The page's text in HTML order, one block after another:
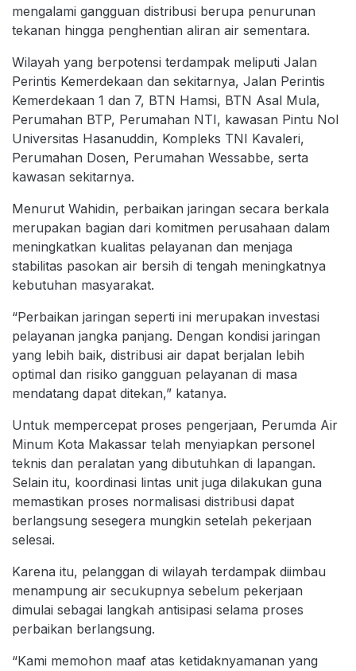
mengalami gangguan distribusi berupa penurunan
tekanan hingga penghentian aliran air sementara.
Wilayah yang berpotensi terdampak meliputi Jalan
Perintis Kemerdekaan dan sekitarnya, Jalan Perintis
Kemerdekaan 1 dan 7, BTN Hamsi, BTN Asal Mula,
Perumahan BTP, Perumahan NTI, kawasan Pintu Nol
Universitas Hasanuddin, Kompleks TNI Kavaleri,
Perumahan Dosen, Perumahan Wessabbe, serta
kawasan sekitarnya.
Menurut Wahidin, perbaikan jaringan secara berkala
merupakan bagian dari komitmen perusahaan dalam
meningkatkan kualitas pelayanan dan menjaga
stabilitas pasokan air bersih di tengah meningkatnya
kebutuhan masyarakat.
“Perbaikan jaringan seperti ini merupakan investasi
pelayanan jangka panjang. Dengan kondisi jaringan
yang lebih baik, distribusi air dapat berjalan lebih
optimal dan risiko gangguan pelayanan di masa
mendatang dapat ditekan,” katanya.
Untuk mempercepat proses pengerjaan, Perumda Air
Minum Kota Makassar telah menyiapkan personel
teknis dan peralatan yang dibutuhkan di lapangan.
Selain itu, koordinasi lintas unit juga dilakukan guna
memastikan proses normalisasi distribusi dapat
berlangsung sesegera mungkin setelah pekerjaan
selesai.
Karena itu, pelanggan di wilayah terdampak diimbau
menampung air secukupnya sebelum pekerjaan
dimulai sebagai langkah antisipasi selama proses
perbaikan berlangsung.
“Kami memohon maaf atas ketidaknyamanan yang